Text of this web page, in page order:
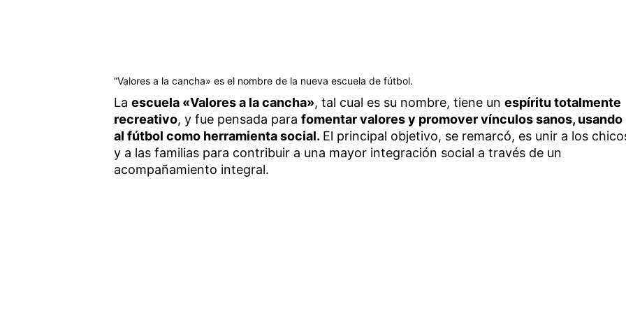
“Valores a la cancha» es el nombre de la nueva escuela de fútbol.
La escuela «Valores a la cancha», tal cual es su nombre, tiene un espíritu totalmente
recreativo, y fue pensada para fomentar valores y promover vínculos sanos, usando
al fútbol como herramienta social. El principal objetivo, se remarcó, es unir a los
y a las familias para contribuir a una mayor integración social a través de un
acompañamiento integral.